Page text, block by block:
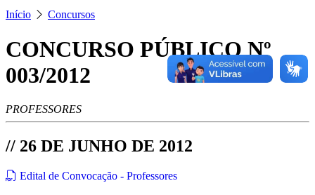
Início Concursos
CONCURSO PÚBLICO Nº
003/2012
PROFESSORES
// 26 DE JUNHO DE 2012
Edital de Convocação - Professores